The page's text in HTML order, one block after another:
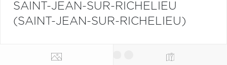
SAINT-JEAN-SUR-RICHELIEU
(SAINT-JEAN-SUR-RICHELIEU)